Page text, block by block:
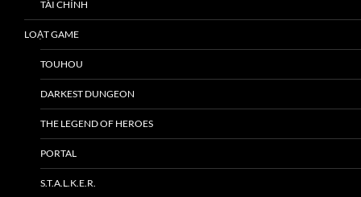
TÀI CHÍNH
LOẠT GAME
TOUHOU
DARKEST DUNGEON
THE LEGEND OF HEROES
PORTAL
S.T.A.L.K.E.R.